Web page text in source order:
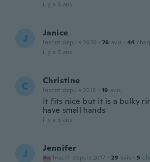
il y a 5 ans
J Janice
Inscrit depuis 2020 · 78 avis · 44
il y a 5 ans
C Christine
Inscrit depuis 2016 · 19 avis
It fits nice but it is a bulky
have small hands
il y a 5 ans
J Jennifer
Inscrit depuis 2017 · 29 avis · 5